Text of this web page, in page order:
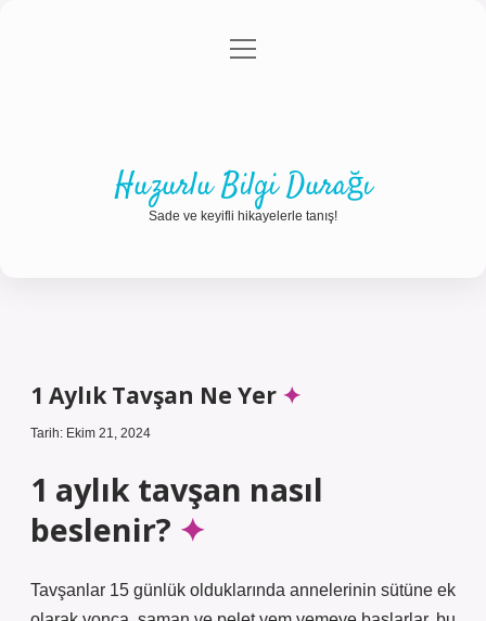
Gizlilik Politikası
menüyü
Huzurlu Bilgi Durağı
Sade ve keyifli hikayelerle tanış!
1 Aylık Tavşan Ne Yer
Tarih: Ekim 21, 2024
1 aylık tavşan nasıl
beslenir?
Tavşanlar 15 günlük olduklarında annelerinin sütüne ek